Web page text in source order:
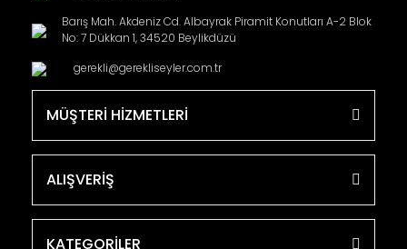
Barış Mah. Akdeniz Cd. Albayrak Piramit Konutları A-2 Blok
No: 7 Dükkan 1, 34520 Beylikdüzü
gerekli@gerekliseyler.com.tr
MÜŞTERİ HİZMETLERİ
ALIŞVERİŞ
KATEGORİLER